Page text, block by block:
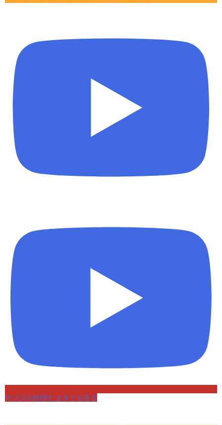
デジタル税理士 まきとを見る